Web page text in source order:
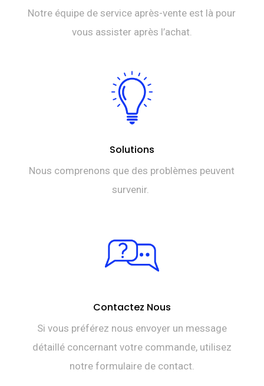
Notre équipe de service après-vente est là pour
vous assister après l’achat.
Solutions
Nous comprenons que des problèmes peuvent
survenir.
Contactez Nous
Si vous préférez nous envoyer un message
détaillé concernant votre commande, utilisez
notre formulaire de contact.